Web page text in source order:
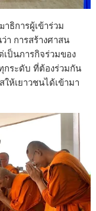
ธิการผู้เข้าร่วม
า การสร้างศาสน
เป็นภารกิจร่วมของ
ระดับ ที่ต้องร่วมกัน
ให้เยาวชนได้เข้ามา